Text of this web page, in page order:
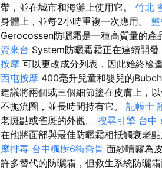
帶，並在城市和海灘上使用它。 竹北
身體上，並每2小時重複一次應用。 整
Gerocossen防曬霜是一種高質量的
資來台 System防曬霜霜正在連續開
按摩 可以更改成分列表，因此始終檢
西屯按摩 400毫升兒童和嬰兒的
建議將兩個或三個細節塗在皮膚上，
不扼流圈，並長時間持有它。 記帳士
老斑點或雀斑的外觀。 搜尋引擎 台中
在他將面部與最佳防曬霜相抵觸衰老
摩排毒 台中楓樹6街喬骨 面紗噴霧為
許多替代的防曬霜，但救生系統防曬